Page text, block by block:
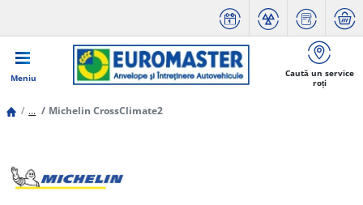
Meniu
Caută un service
roți
... Michelin CrossClimate2